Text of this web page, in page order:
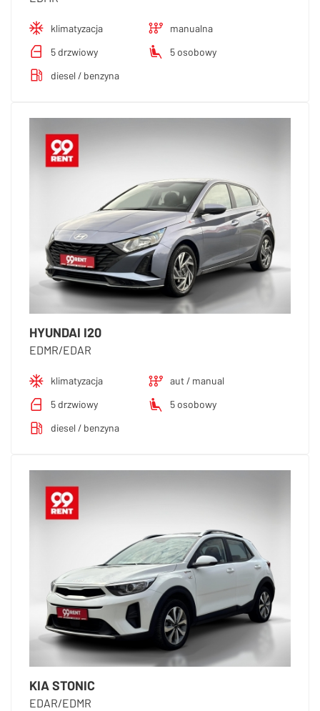
klimatyzacja
manualna
5 drzwiowy
5 osobowy
diesel / benzyna
HYUNDAI I20
EDMR/EDAR
klimatyzacja
aut / manual
5 drzwiowy
5 osobowy
diesel / benzyna
KIA STONIC
EDAR/EDMR